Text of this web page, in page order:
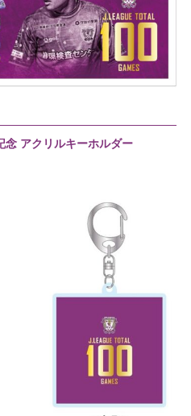
アクリルキーホルダー